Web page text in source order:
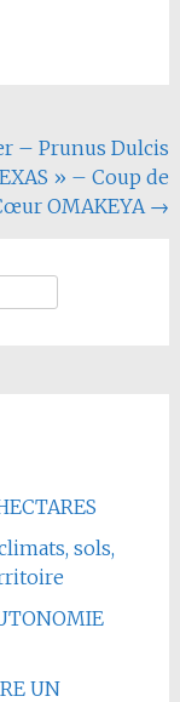
– Prunus Dulcis
» – Coup de
OMAKEYA →
sols,
UN